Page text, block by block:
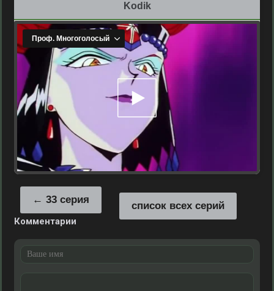
Kodik
33 серия
список всех серий
Комментарии